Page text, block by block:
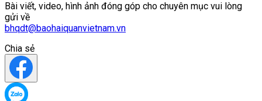
Bài viết, video, hình ảnh đóng góp cho chuyên mục vui lòng
gửi về
bhqdt@baohaiquanvietnam.vn
Chia sẻ